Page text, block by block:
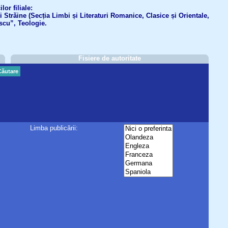
filiale:
(Secția Limbi și Literaturi Romanice, Clasice și Orientale,
Teologie.
Fisiere de autoritate
Limba publicării: